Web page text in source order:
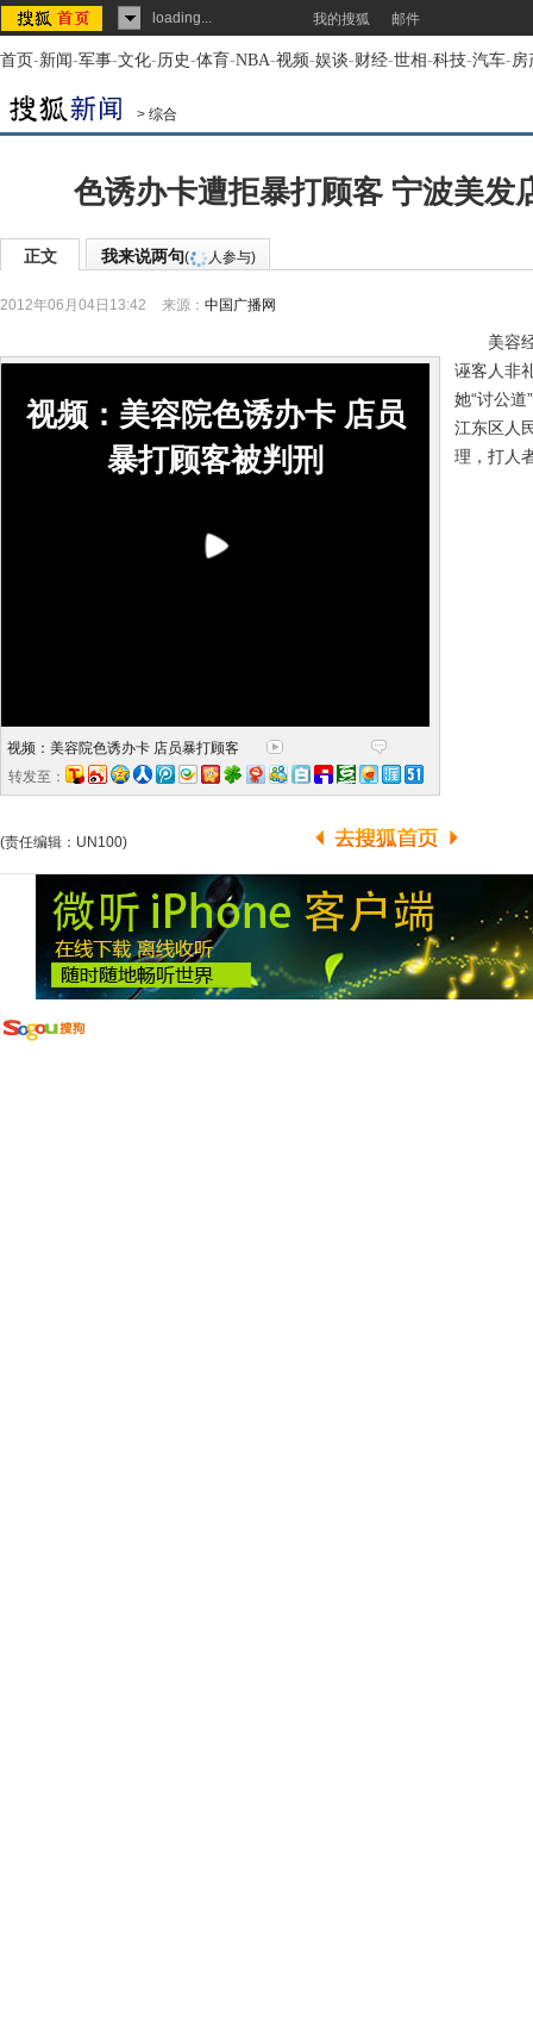
loading... 我的搜狐 邮件
首页-新闻-军事-文化-历史-体育-NBA-视频-娱谈-财经-世相-科技-汽车-房
> 综合
色诱办卡遭拒暴打顾客 宁波美发
正文 我来说两句( 人参与)
2012年06月04日13:42 来源： 中国广播网
视频：美容院色诱办卡 店员
暴打顾客被判刑
视频：美容院色诱办卡 店员暴打顾客
转发至：
美容经
诬客人非
她“讨公
江东区人
理，打人
(责任编辑：UN100)